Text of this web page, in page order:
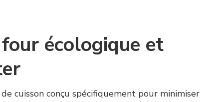
écologique et
cuisson conçu spécifiquement pour minimiser